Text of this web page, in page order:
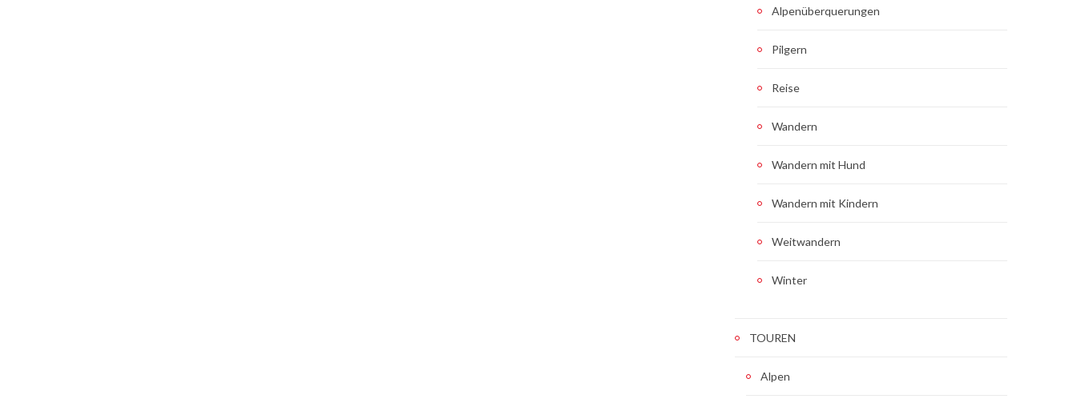
Alpenüberquerungen
Pilgern
Reise
Wandern
Wandern mit Hund
Wandern mit Kindern
Weitwandern
Winter
TOUREN
Alpen